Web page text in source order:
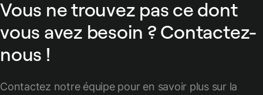
préservant les données pour le reporting.
Vous ne trouvez pas ce dont
vous avez besoin ? Contactez-
nous !
Contactez notre équipe pour en savoir plus sur la